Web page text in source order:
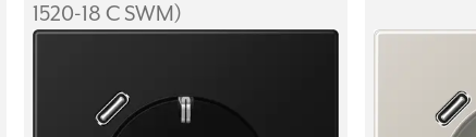
1520-18 C SWM)